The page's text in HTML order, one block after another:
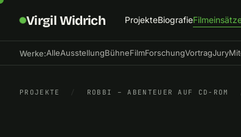
Virgil Widrich ProjekteBiografie
Werke:AlleAusstellungBühneFilmForschungVortragJury
PROJEKTE / ROBBI – ABENTEUER AUF CD-ROM